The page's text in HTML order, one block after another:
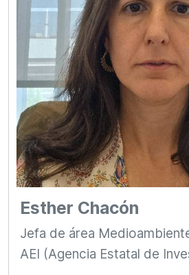
Esther Chacón
Jefa de área
AEI (Agencia Estatal de